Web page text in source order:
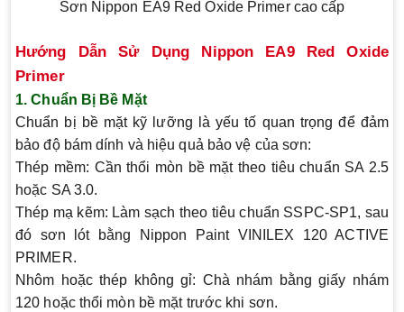
Sơn Nippon EA9 Red Oxide Primer cao cấp
Hướng Dẫn Sử Dụng Nippon EA9 Red Oxide
Primer
1. Chuẩn Bị Bề Mặt
Chuẩn bị bề mặt kỹ lưỡng là yếu tố quan trọng để đảm
bảo độ bám dính và hiệu quả bảo vệ của sơn:
Thép mềm: Cần thổi mòn bề mặt theo tiêu chuẩn SA 2.5
hoặc SA 3.0.
Thép mạ kẽm: Làm sạch theo tiêu chuẩn SSPC-SP1, sau
đó sơn lót bằng Nippon Paint VINILEX 120 ACTIVE
PRIMER.
Nhôm hoặc thép không gỉ: Chà nhám bằng giấy nhám
120 hoặc thổi mòn bề mặt trước khi sơn.